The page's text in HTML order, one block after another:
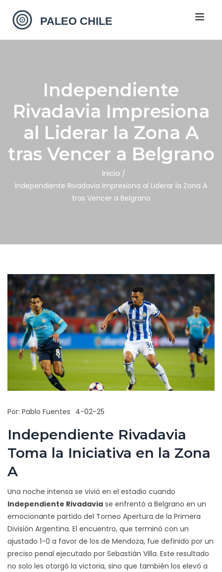
Independiente
Rivadavia Impresiona
al Liderar la Zona A
tras Vencer a Belgrano
Inicio
Independiente Rivadavia Impresiona al Liderar la Zona A
tras Vencer a Belgrano
Por: Pablo Fuentes 4-02-25
Independiente Rivadavia
Toma la Iniciativa en la Zona
A
Una noche intensa se vivió en el estadio cuando
Independiente Rivadavia se enfrentó a Belgrano en un
emocionante partido del Torneo Apertura de la Primera
División Argentina. El encuentro, que terminó con un
ajustado 1-0 a favor de los de Mendoza, fue definido por un
preciso penal ejecutado por Sebastián Villa. Este resultado
no solo les otorgó la victoria, sino que también los elevó a